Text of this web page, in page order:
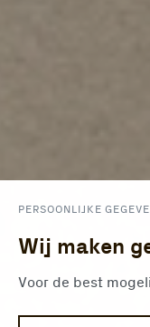
PERSOONLIJKE
Wij maken
Voor de best